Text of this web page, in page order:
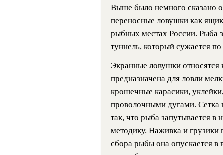
Выше было немного сказано
переносные ловушки как
рыбных местах России. Рыба
туннель, который сужается
Экранные ловушки относятся
предназначена для ловли
крошечные карасики,
проволочными дугами. Сетка
так, что рыба запутывается
методику. Наживка и грузики
сбора рыбы она опускается